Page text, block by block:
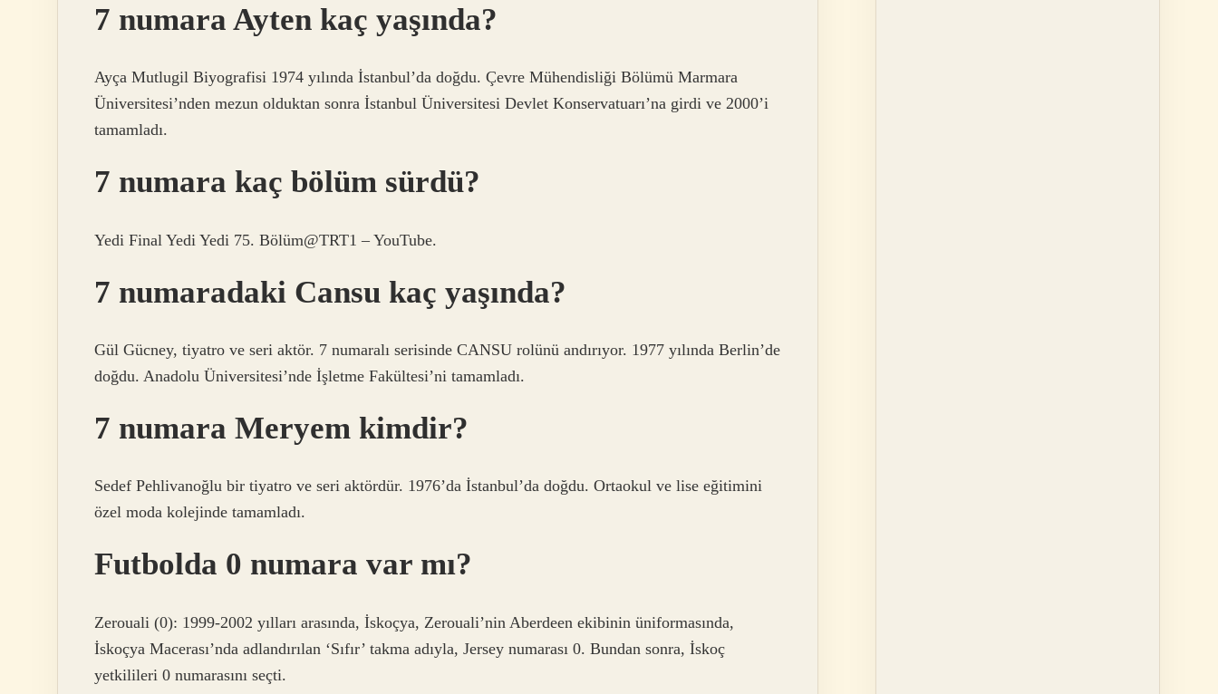
7 numara Ayten kaç yaşında?
Ayça Mutlugil Biyografisi 1974 yılında İstanbul’da doğdu. Çevre Mühendisliği Bölümü Marmara
Üniversitesi’nden mezun olduktan sonra İstanbul Üniversitesi Devlet Konservatuarı’na girdi ve 2000’i
tamamladı.
7 numara kaç bölüm sürdü?
Yedi Final Yedi Yedi 75. Bölüm@TRT1 – YouTube.
7 numaradaki Cansu kaç yaşında?
Gül Gücney, tiyatro ve seri aktör. 7 numaralı serisinde CANSU rolünü andırıyor. 1977 yılında Berlin’de
doğdu. Anadolu Üniversitesi’nde İşletme Fakültesi’ni tamamladı.
7 numara Meryem kimdir?
Sedef Pehlivanoğlu bir tiyatro ve seri aktördür. 1976’da İstanbul’da doğdu. Ortaokul ve lise eğitimini
özel moda kolejinde tamamladı.
Futbolda 0 numara var mı?
Zerouali (0): 1999-2002 yılları arasında, İskoçya, Zerouali’nin Aberdeen ekibinin üniformasında,
İskoçya Macerası’nda adlandırılan ‘Sıfır’ takma adıyla, Jersey numarası 0. Bundan sonra, İskoç
yetkilileri 0 numarasını seçti.